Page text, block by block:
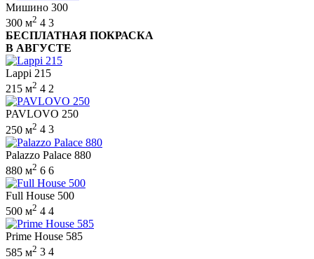
Мишино 300
300 м2 4 3
БЕСПЛАТНАЯ ПОКРАСКА
В АВГУСТЕ
Lappi 215
215 м2 4 2
PAVLOVO 250
250 м2 4 3
Palazzo Palace 880
880 м2 6 6
Full House 500
500 м2 4 4
Prime House 585
585 м2 3 4